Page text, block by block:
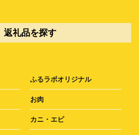
返礼品を探す
ふるラボオリジナル
お肉
カニ・エビ